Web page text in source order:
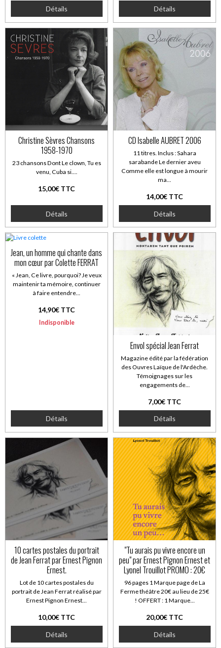
Détails Détails
Christine Sèvres Chansons
1958-1970
23 chansons Dont Le clown, Tu es
venu, Cuba si....
15,00€ TTC
Détails
CD Isabelle AUBRET 2006
11 titres. Inclus : Sahara
sarabande Le dernier aveu
Comme elle est longue à mourir
ma...
14,00€ TTC
Détails
Jean, un homme qui chante dans
mon cœur par Colette FERRAT
« Jean, Ce livre, pourquoi? Je veux
maintenir ta mémoire, continuer
à faire entendre...
14,90€ TTC
Indisponible
Détails
Envol spécial Jean Ferrat
Magazine édité par la fédération
des Ouvres Laïque de l'Ardèche.
Témoignages sur les
engagements de...
7,00€ TTC
Détails
10 cartes postales du portrait
de Jean Ferrat par Ernest Pignon
Ernest.
Lot de 10 cartes postales du
portrait de Jean Ferrat réalisé par
Ernest Pignon Ernest...
10,00€ TTC
Détails
"Tu aurais pu vivre encore un
peu" par Ernest Pignon Ernest et
Lyonel Trouillot PROMO : 20€
96 pages 1 Marque page de La
Ferme théâtre 20€ au lieu de 25€
! OFFERT : 1 Marque...
20,00€ TTC
Détails